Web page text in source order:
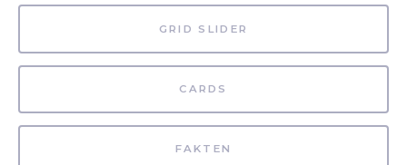
GRID SLIDER
CARDS
FAKTEN